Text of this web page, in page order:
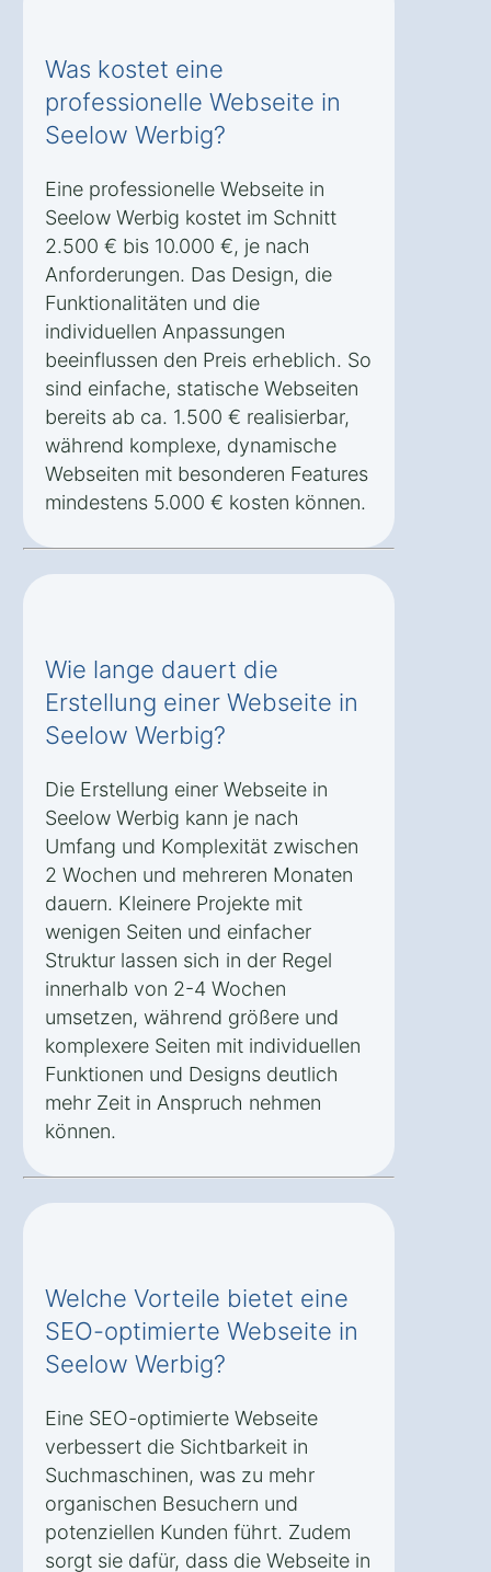
Was kostet eine
professionelle Webseite in
Seelow Werbig?
Eine professionelle Webseite in
Seelow Werbig kostet im Schnitt
2.500 € bis 10.000 €, je nach
Anforderungen. Das Design, die
Funktionalitäten und die
individuellen Anpassungen
beeinflussen den Preis erheblich. So
sind einfache, statische Webseiten
bereits ab ca. 1.500 € realisierbar,
während komplexe, dynamische
Webseiten mit besonderen Features
mindestens 5.000 € kosten können.
Wie lange dauert die
Erstellung einer Webseite in
Seelow Werbig?
Die Erstellung einer Webseite in
Seelow Werbig kann je nach
Umfang und Komplexität zwischen
2 Wochen und mehreren Monaten
dauern. Kleinere Projekte mit
wenigen Seiten und einfacher
Struktur lassen sich in der Regel
innerhalb von 2-4 Wochen
umsetzen, während größere und
komplexere Seiten mit individuellen
Funktionen und Designs deutlich
mehr Zeit in Anspruch nehmen
können.
Welche Vorteile bietet eine
SEO-optimierte Webseite in
Seelow Werbig?
Eine SEO-optimierte Webseite
verbessert die Sichtbarkeit in
Suchmaschinen, was zu mehr
organischen Besuchern und
potenziellen Kunden führt. Zudem
sorgt sie dafür, dass die Webseite in